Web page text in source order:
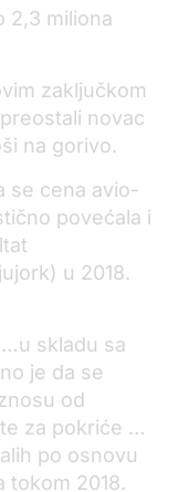
2,3 miliona
zaključkom
novac
na gorivo.
se cena avio-
povećala i
u 2018.
skladu sa
je da se
od
za pokriće …
po osnovu
tokom 2018.